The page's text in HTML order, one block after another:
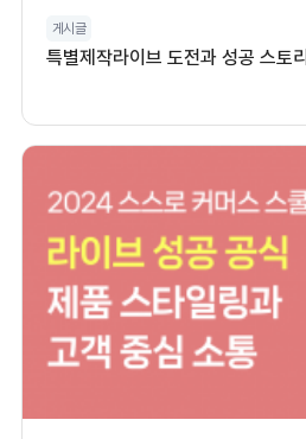
게시글
특별제작라이브 도전과 성공 스토리